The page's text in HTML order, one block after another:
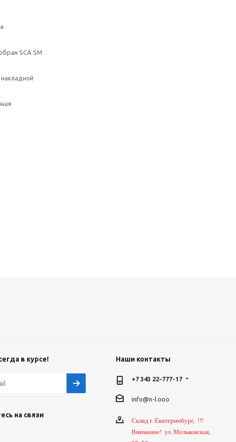
SCA SM
в курсе!
на связи
Наши контакты
+7 343 22-777-17
info@n-l.ooo
Склад г. Екатеринбург, !!!
Внимание! ул. Мельковская,